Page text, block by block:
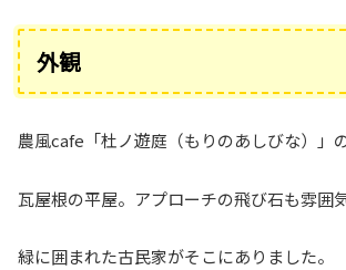
外観
農風cafe「杜ノ遊庭（もりのあしびな）」
瓦屋根の平屋。アプローチの飛び石も雰囲
緑に囲まれた古民家がそこにありました。